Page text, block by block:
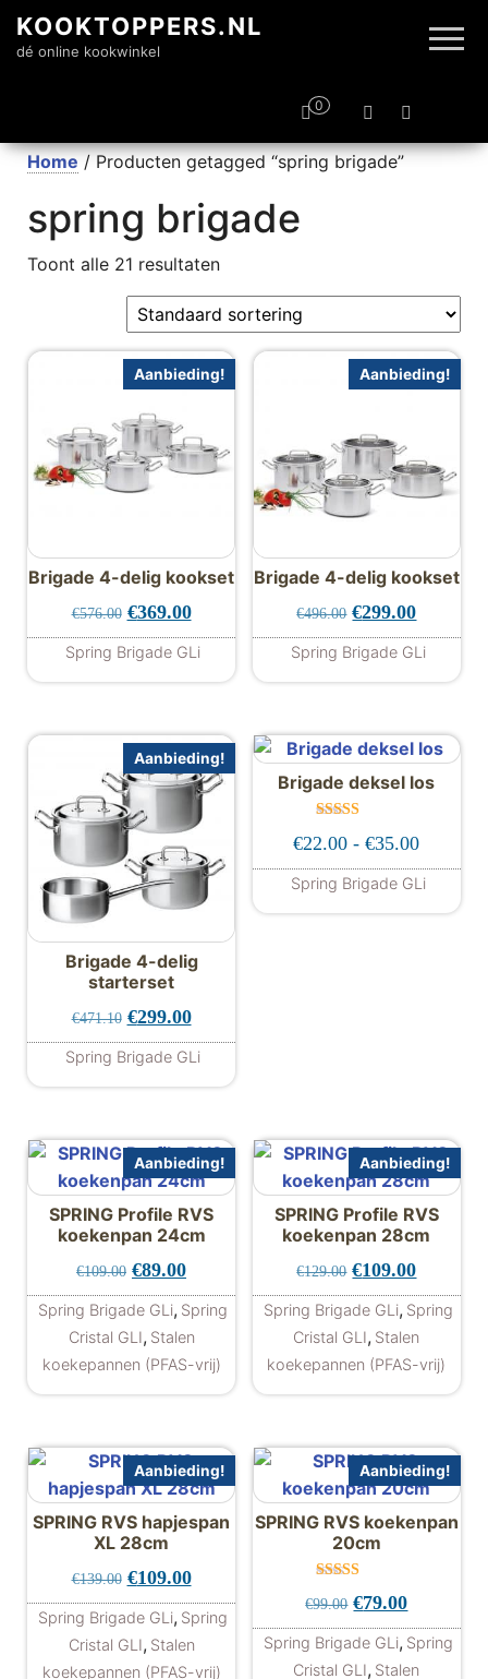
KOOKTOPPERS.NL
dé online kookwinkel
0
Home / Producten getagged “spring brigade”
spring brigade
Toont alle 21 resultaten
Aanbieding!
Brigade 4-delig kookset
€576.00 Oorspronkelijke prijs was: €576.00.
€369.00Huidige prijs is: €369.00.
Spring Brigade GLi
Aanbieding!
Brigade 4-delig kookset
€496.00 Oorspronkelijke
€299.00Huidige
Spring Brigade GLi
Aanbieding!
Brigade 4-delig
starterset
€471.10 Oorspronkelijke prijs was: €471.10.
€299.00Huidige prijs is: €299.00.
Spring Brigade GLi
Brigade deksel los
d
uit 5
€22.00 - €35.00
Spring Brigade GLi
Dit product
Aanbieding!
SPRING Profile RVS
koekenpan 24cm
€109.00 Oorspronkelijke prijs was: €109.00.
€89.00Huidige prijs is: €89.00.
Spring Brigade GLi, Spring
Cristal GLI, Stalen
koekepannen (PFAS-vrij)
Aanbieding!
SPRING Profile RVS
koekenpan 28cm
€129.00 Oorspronkelijke
€109.00Huidige
Spring Brigade GLi, Spring
Cristal GLI, Stalen
koekepannen (PFAS-vrij)
Aanbieding!
SPRING RVS hapjespan
XL 28cm
€139.00 Oorspronkelijke prijs was: €139.00.
€109.00Huidige prijs is: €109.00.
Spring Brigade GLi, Spring
Cristal GLI, Stalen
koekepannen (PFAS-vrij)
Aanbieding!
SPRING RVS koekenpan
20cm
d
uit 5
€99.00 Oorspronkelijke
€79.00Huidige
Spring Brigade GLi, Spring
Cristal GLI, Stalen